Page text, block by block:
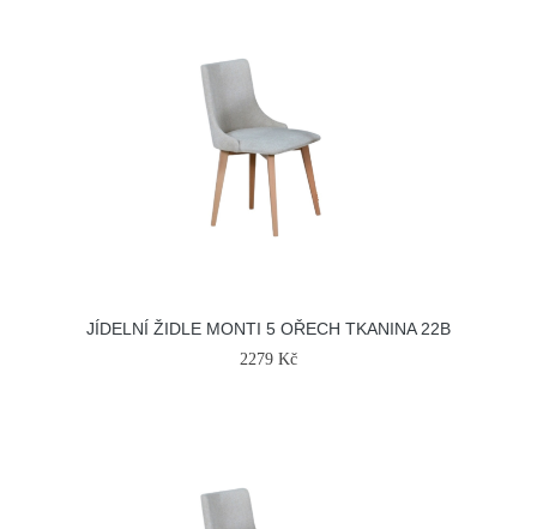
JÍDELNÍ ŽIDLE MONTI 5 OŘECH TKANINA 22B
2279 Kč